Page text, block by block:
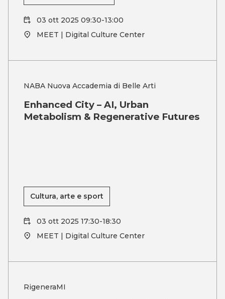
03 ott 2025 09:30-13:00
MEET | Digital Culture Center
NABA Nuova Accademia di Belle Arti
Enhanced City – AI, Urban
Metabolism & Regenerative Futures
Cultura, arte e sport
03 ott 2025 17:30-18:30
MEET | Digital Culture Center
RigeneraMI